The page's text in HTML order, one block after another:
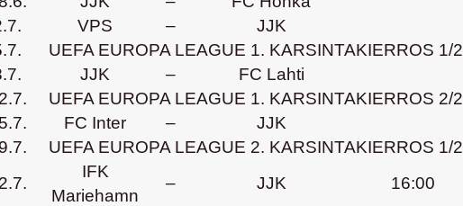
VPS –
JJK
UEFA EUROPA LEAGUE 1. KARSINTAKIERROS 1/2
JJK –
FC Lahti
UEFA EUROPA LEAGUE 1. KARSINTAKIERROS 2/2
FC Inter –
JJK
UEFA EUROPA LEAGUE 2. KARSINTAKIERROS 1/2
IFK
Mariehamn
– JJK
16:00